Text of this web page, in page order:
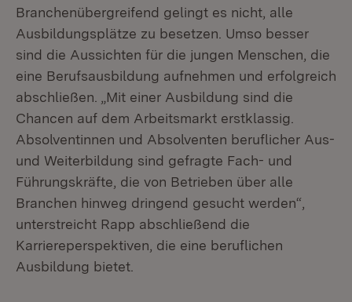
Branchenübergreifend gelingt es nicht, alle
Ausbildungsplätze zu besetzen. Umso besser
sind die Aussichten für die jungen Menschen, die
eine Berufsausbildung aufnehmen und erfolgreich
abschließen. „Mit einer Ausbildung sind die
Chancen auf dem Arbeitsmarkt erstklassig.
Absolventinnen und Absolventen beruflicher Aus-
und Weiterbildung sind gefragte Fach- und
Führungskräfte, die von Betrieben über alle
Branchen hinweg dringend gesucht werden“,
unterstreicht Rapp abschließend die
Karriereperspektiven, die eine beruflichen
Ausbildung bietet.